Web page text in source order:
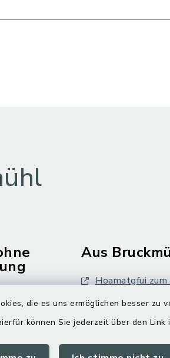
die es uns ermöglichen besser
können Sie jederzeit über den Link
Aus
Hoamatgfui zum
Digitaler